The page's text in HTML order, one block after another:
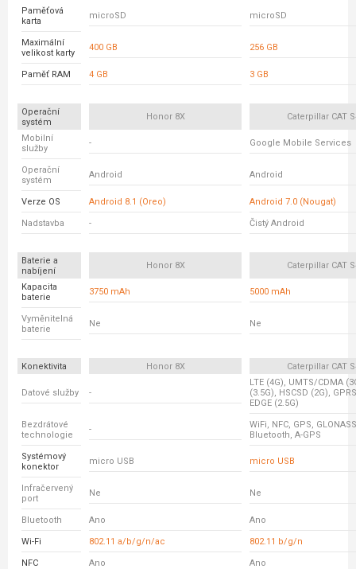
Paměťová
karta
microSD microSD
Maximální
velikost karty
400 GB 256 GB
Paměť RAM 4 GB 3 GB
Operační
systém
Honor 8X Caterpillar CAT
Mobilní
služby
- Google Mobile Services
Operační
systém
Android Android
Verze OS Android 8.1 (Oreo) Android 7.0 (Nougat)
Nadstavba - Čistý Android
Baterie a
nabíjení
Honor 8X Caterpillar CAT
Kapacita
baterie
3750 mAh 5000 mAh
Vyměnitelná
baterie
Ne Ne
Konektivita Honor 8X Caterpillar CAT
Datové služby -
LTE (4G), UMTS/CDMA
(3.5G), HSCSD (2G),
EDGE (2.5G)
Bezdrátové
technologie
-
WiFi, NFC, GPS,
Bluetooth, A-GPS
Systémový
konektor
micro USB micro USB
Infračervený
port
Ne Ne
Bluetooth Ano Ano
Wi-Fi 802.11 a/b/g/n/ac 802.11 b/g/n
NFC Ano Ano